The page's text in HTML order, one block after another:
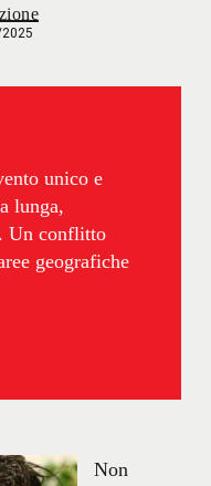
unico e
lunga,
Un conflitto
geografiche
Non